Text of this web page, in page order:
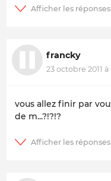
francky
23 octobre 2011 à
vous allez finir par
de m...?!?!?